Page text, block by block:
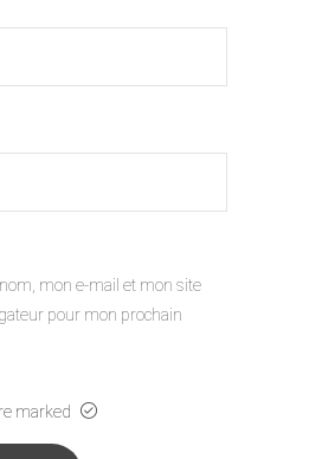
mon e-mail et mon site
pour mon prochain
marked